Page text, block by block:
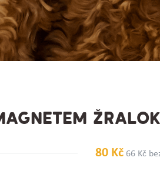
ŽRALOK
80 Kč 66 Kč